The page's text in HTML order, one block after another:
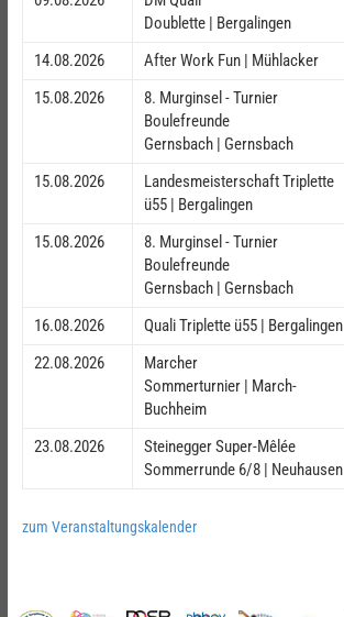
Doublette | Bergalingen
14.08.2026
After Work Fun | Mühlacker
15.08.2026
8. Murginsel - Turnier
Boulefreunde
Gernsbach | Gernsbach
15.08.2026
Landesmeisterschaft Triplette
ü55 | Bergalingen
15.08.2026
8. Murginsel - Turnier
Boulefreunde
Gernsbach | Gernsbach
16.08.2026
Quali Triplette ü55 | Bergalingen
22.08.2026
Marcher
Sommerturnier | March-
Buchheim
23.08.2026
Steinegger Super-Mêlée
Sommerrunde 6/8 | Neuhausen
zum Veranstaltungskalender